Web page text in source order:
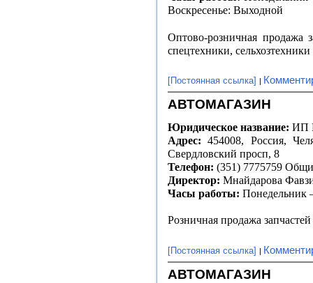
Воскресенье: Выходной
Оптово-розничная продажа
спецтехники, сельхозтехники
[Постоянная ссылка]
АВТОМАГАЗИН
Юридическое название: ИП
Адрес: 454008, Россия,
Свердловский просп, 8
Телефон: (351) 7775759
Директор: Мнайдарова
Часы работы: Понедельник
Розничная продажа
[Постоянная ссылка]
АВТОМАГАЗИН